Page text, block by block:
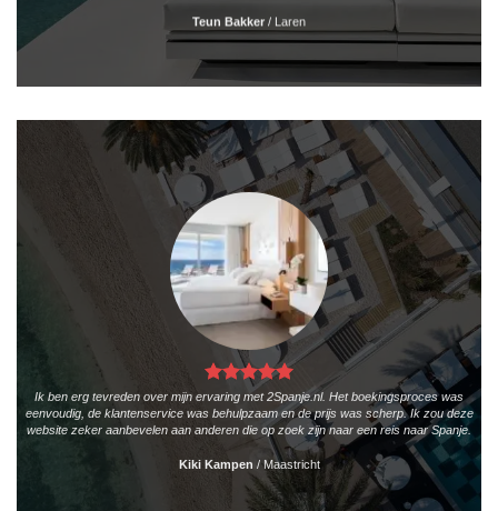
Teun Bakker / Laren
Ik ben erg tevreden over mijn ervaring met 2Spanje.nl. Het boekingsproces was
eenvoudig, de klantenservice was behulpzaam en de prijs was scherp. Ik zou deze
website zeker aanbevelen aan anderen die op zoek zijn naar een reis naar Spanje.
Kiki Kampen /Maastricht